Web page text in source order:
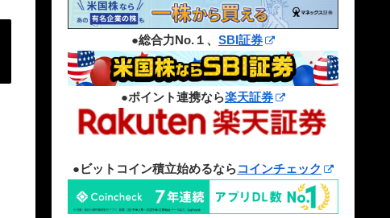
●総合力No.１、 SBI証券
●ポイント連携なら楽天証券
●ビットコイン積立始めるならコインチェック